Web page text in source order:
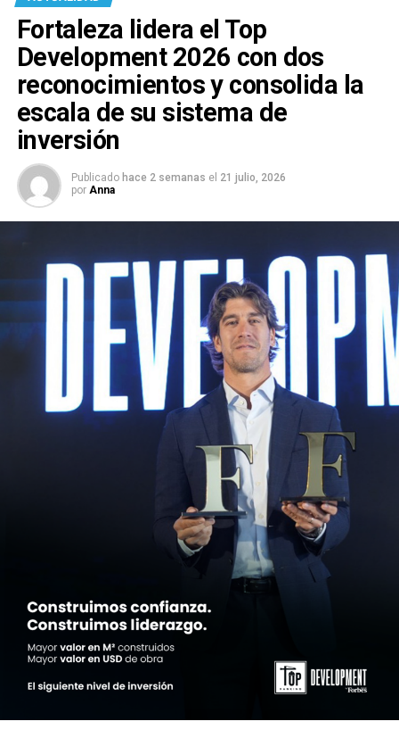
Fortaleza lidera el Top
Development 2026 con dos
reconocimientos y consolida la
escala de su sistema de
inversión
Publicado hace 2 semanas el 21 julio, 2026
por Anna